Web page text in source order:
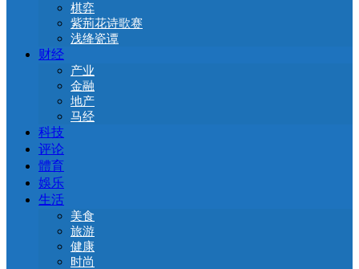
棋弈
紫荊花诗歌赛
浅绛瓷谭
财经
产业
金融
地产
马经
科技
评论
體育
娛乐
生活
美食
旅游
健康
时尚